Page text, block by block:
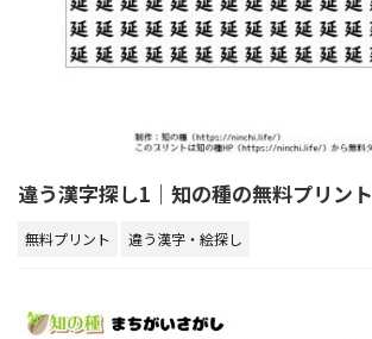
違う漢字探し1｜知の種の無料プリント
無料プリント 違う漢字・絵探し